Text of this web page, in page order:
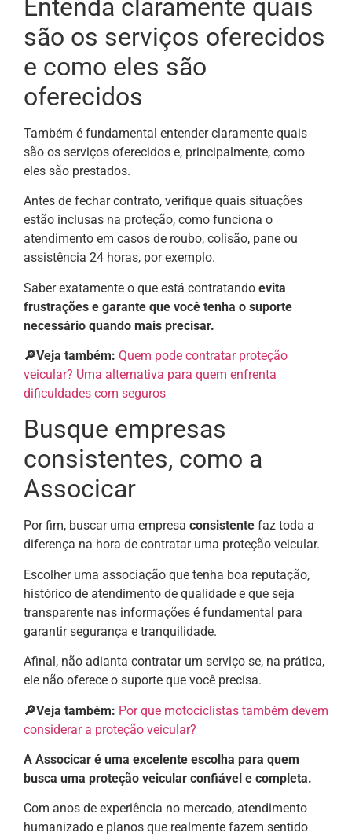
Entenda claramente quais
são os serviços oferecidos
e como eles são
oferecidos
Também é fundamental entender claramente quais
são os serviços oferecidos e, principalmente, como
eles são prestados.
Antes de fechar contrato, verifique quais situações
estão inclusas na proteção, como funciona o
atendimento em casos de roubo, colisão, pane ou
assistência 24 horas, por exemplo.
Saber exatamente o que está contratando evita
frustrações e garante que você tenha o suporte
necessário quando mais precisar.
🔎Veja também: Quem pode contratar proteção
veicular? Uma alternativa para quem enfrenta
dificuldades com seguros
Busque empresas
consistentes, como a
Associcar
Por fim, buscar uma empresa consistente faz toda a
diferença na hora de contratar uma proteção veicular.
Escolher uma associação que tenha boa reputação,
histórico de atendimento de qualidade e que seja
transparente nas informações é fundamental para
garantir segurança e tranquilidade.
Afinal, não adianta contratar um serviço se, na prática,
ele não oferece o suporte que você precisa.
🔎Veja também: Por que motociclistas também devem
considerar a proteção veicular?
A Associcar é uma excelente escolha para quem
busca uma proteção veicular confiável e completa.
Com anos de experiência no mercado, atendimento
humanizado e planos que realmente fazem sentido